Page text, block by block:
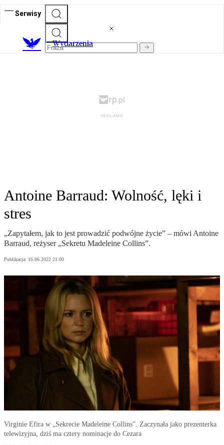
Serwisy
Wydarzenia
Antoine Barraud: Wolność, lęki i
stres
„Zapytałem, jak to jest prowadzić podwójne życie” – mówi Antoine
Barraud, reżyser „Sekretu Madeleine Collins”.
Publikacja: 16.06.2022 21:00
Virginie Efira w „Sekrecie Madeleine Collins”. Zaczynała jako prezenterka
telewizyjna, dziś ma cztery nominacje do Cezara